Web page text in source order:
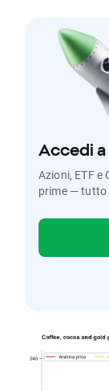
Accedi a
Azioni, ETF e
prime — tutto